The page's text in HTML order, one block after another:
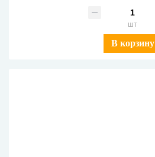
шт
В корзину